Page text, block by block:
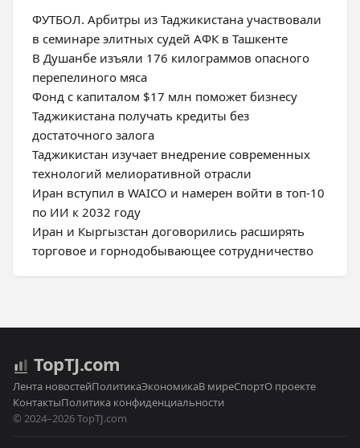
ФУТБОЛ. Арбитры из Таджикистана участвовали
в семинаре элитных судей АФК в Ташкенте
В Душанбе изъяли 176 килограммов опасного
перепелиного мяса
Фонд с капиталом $17 млн поможет бизнесу
Таджикистана получать кредиты без
достаточного залога
Таджикистан изучает внедрение современных
технологий мелиоративной отрасли
Иран вступил в WAICO и намерен войти в топ-10
по ИИ к 2032 году
Иран и Кыргызстан договорились расширять
торговое и горнодобывающее сотрудничество
TopTJ.com
Лента новостейПолитикаЭкономикаВ миреСпортО проекте
КонтактыПолитика конфиденциальности
© 2024–2026 TopTJ.com